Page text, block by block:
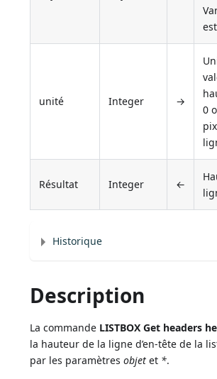
unité Integer →
0
Résultat Integer ←
Historique
Description
La commande LISTBOX Get headers
la hauteur de la ligne d’en-tête de la
par les paramètresobjet et *.